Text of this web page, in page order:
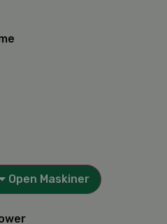
Open Maskiner